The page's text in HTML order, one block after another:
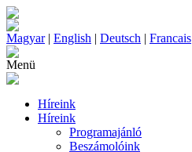
Magyar| English | Deutsch | Francais
Menü
Híreink
Híreink
Programajánló
Beszámolóink